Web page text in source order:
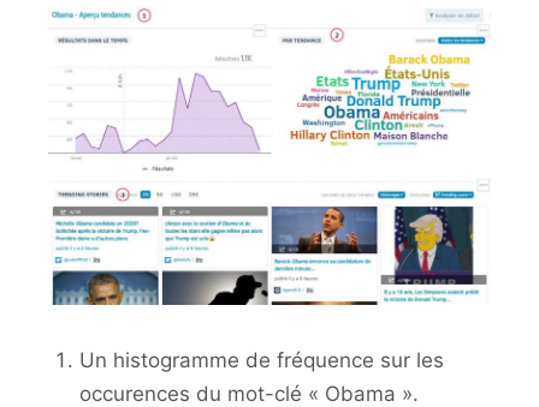
Un histogramme de fréquence sur les
occurences du mot-clé « Obama ».